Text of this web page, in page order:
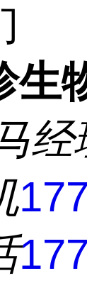
生
经